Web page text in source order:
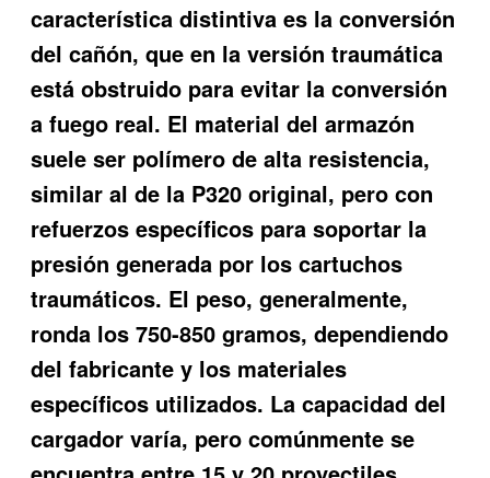
característica distintiva es la conversión
del cañón, que en la versión traumática
está obstruido para evitar la conversión
a fuego real. El material del armazón
suele ser polímero de alta resistencia,
similar al de la P320 original, pero con
refuerzos específicos para soportar la
presión generada por los cartuchos
traumáticos. El peso, generalmente,
ronda los 750-850 gramos, dependiendo
del fabricante y los materiales
específicos utilizados. La capacidad del
cargador varía, pero comúnmente se